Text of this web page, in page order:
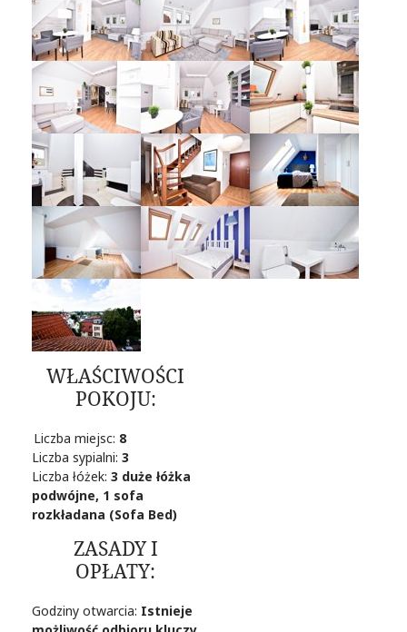
WŁAŚCIWOŚCI
POKOJU:
Liczba miejsc: 8
Liczba sypialni: 3
Liczba łóżek: 3 duże łóżka
podwójne, 1 sofa
rozkładana (Sofa Bed)
ZASADY I
OPŁATY:
Godziny otwarcia: Istnieje